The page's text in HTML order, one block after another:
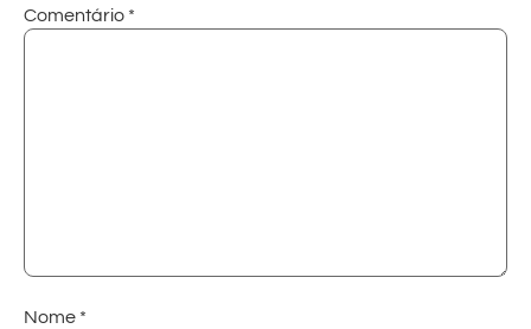
Comentário *
Nome *